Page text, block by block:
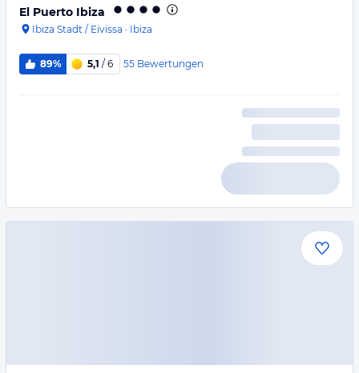
El Puerto Ibiza
Ibiza Stadt / Eivissa · Ibiza
89% 5,1 / 6 55 Bewertungen